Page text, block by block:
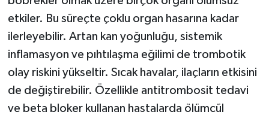
etkiler. Bu süreçte çoklu organ hasarına kadar
ilerleyebilir. Artan kan yoğunluğu, sistemik
inflamasyon ve pıhtılaşma eğilimi de trombotik
olay riskini yükseltir. Sıcak havalar, ilaçların etkisini
de değiştirebilir. Özellikle antitrombosit tedavi
ve beta bloker kullanan hastalarda ölümcül